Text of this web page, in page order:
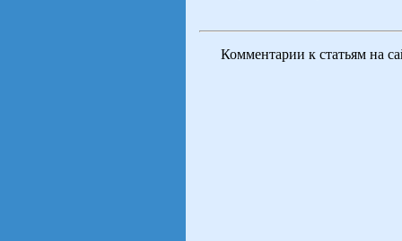
Комментарии к статьям на